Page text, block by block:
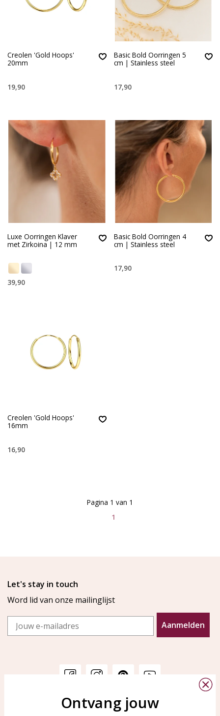
Creolen 'Gold Hoops'
20mm
19,90
Basic Bold Oorringen 5
cm | Stainless steel
17,90
Luxe Oorringen Klaver
met Zirkoina | 12 mm
39,90
Basic Bold Oorringen 4
cm | Stainless steel
17,90
Creolen 'Gold Hoops'
16mm
16,90
1
Pagina 1 van 1
Let's stay in touch
Word lid van onze mailinglijst
Email
Aanmelden
KAYA Sieraden
Ontvang jouw